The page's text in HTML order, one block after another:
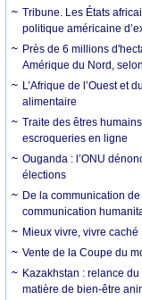
Tribune. Les États
politique américaine
Près de 6 millions
Amérique du Nord,
L’Afrique de l’Ouest et
alimentaire
Traite des êtres
escroqueries en ligne
Ouganda : l’ONU
élections
De la communication
communication
Mieux vivre, vivre
Vente de la Coupe du
Kazakhstan : relance
matière de bien-être